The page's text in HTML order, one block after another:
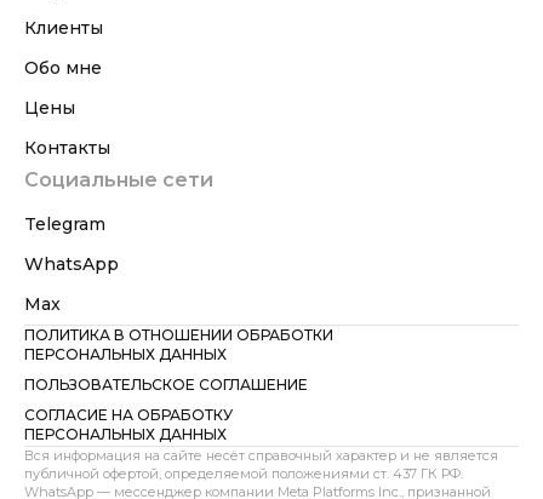
Клиенты
Обо мне
Цены
Контакты
Социальные сети
Telegram
WhatsApp
Max
ПОЛИТИКА В ОТНОШЕНИИ ОБРАБОТКИ
ПЕРСОНАЛЬНЫХ ДАННЫХ
ПОЛЬЗОВАТЕЛЬСКОЕ СОГЛАШЕНИЕ
СОГЛАСИЕ НА ОБРАБОТКУ
ПЕРСОНАЛЬНЫХ ДАННЫХ
Вся информация на сайте несёт справочный характер и не является
публичной офертой, определяемой положениями ст. 437 ГК РФ.
WhatsApp — мессенджер компании Meta Platforms Inc., признанной